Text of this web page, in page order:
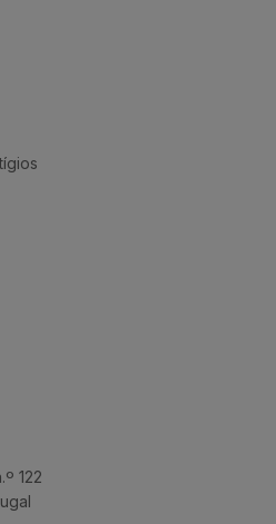
122